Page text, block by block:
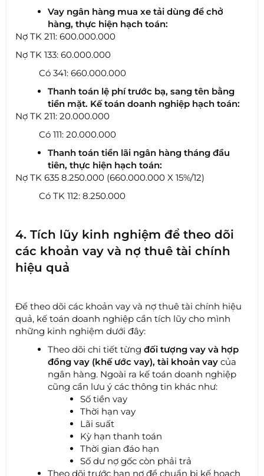
Vay ngân hàng mua xe tải dùng để chở
hàng, thực hiện hạch toán:
Nợ TK 211: 600.000.000
Nợ TK 133: 60.000.000
Có 341: 660.000.000
Thanh toán lệ phí trước bạ, sang tên bằng
tiền mặt. Kế toán doanh nghiệp hạch toán:
Nợ TK 211: 20.000.000
Có 111: 20.000.000
Thanh toán tiền lãi ngân hàng tháng đầu
tiên, thực hiện hạch toán:
Nợ TK 635 8.250.000 (660.000.000 X 15%/12)
Có TK 112: 8.250.000
4. Tích lũy kinh nghiệm để theo dõi
các khoản vay và nợ thuê tài chính
hiệu quả
Để theo dõi các khoản vay và nợ thuê tài chính hiệu
quả, kế toán doanh nghiệp cần tích lũy cho mình
những kinh nghiệm dưới đây:
Theo dõi chi tiết từng đối tượng vay và hợp
đồng vay (khế ước vay), tài khoản vay của
ngân hàng. Ngoài ra kế toán doanh nghiệp
cũng cần lưu ý các thông tin khác như:
Số tiền vay
Thời hạn vay
Lãi suất
Kỳ hạn thanh toán
Thời gian đáo hạn
Số dư nợ gốc còn phải trả
Theo dõi trước hạn nợ để chuẩn bị kế hoạch